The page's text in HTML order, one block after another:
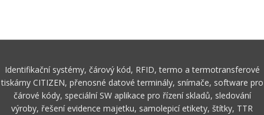
Identifikační systémy, čárový kód, RFID, termo a termotransferové
tiskárny CITIZEN, přenosné datové terminály, snímače, software pro
čárové kódy, speciální SW aplikace pro řízení skladů, sledování
výroby, řešení evidence majetku, samolepicí etikety, štítky, TTR